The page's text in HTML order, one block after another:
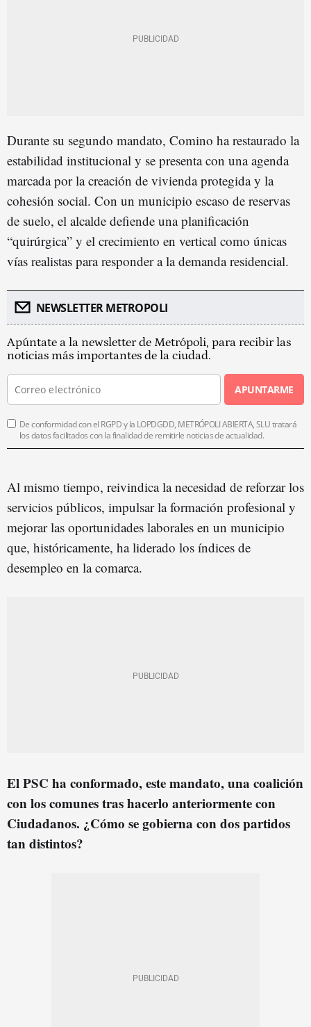
Durante su segundo mandato, Comino ha restaurado la
estabilidad institucional y se presenta con una agenda
marcada por la creación de vivienda protegida y la
cohesión social. Con un municipio escaso de reservas
de suelo, el alcalde defiende una planificación
“quirúrgica” y el crecimiento en vertical como únicas
vías realistas para responder a la demanda residencial.
NEWSLETTER METROPOLI
Apúntate a la newsletter de Metrópoli, para recibir las
noticias más importantes de la ciudad.
APUNTARME
De conformidad con el RGPD y la LOPDGDD, METRÓPOLI ABIERTA, SLU tratará
los datos facilitados con la finalidad de remitirle noticias de actualidad.
Al mismo tiempo, reivindica la necesidad de reforzar los
servicios públicos, impulsar la formación profesional y
mejorar las oportunidades laborales en un municipio
que, históricamente, ha liderado los índices de
desempleo en la comarca.
El PSC ha conformado, este mandato, una coalición
con los comunes tras hacerlo anteriormente con
Ciudadanos. ¿Cómo se gobierna con dos partidos
tan distintos?